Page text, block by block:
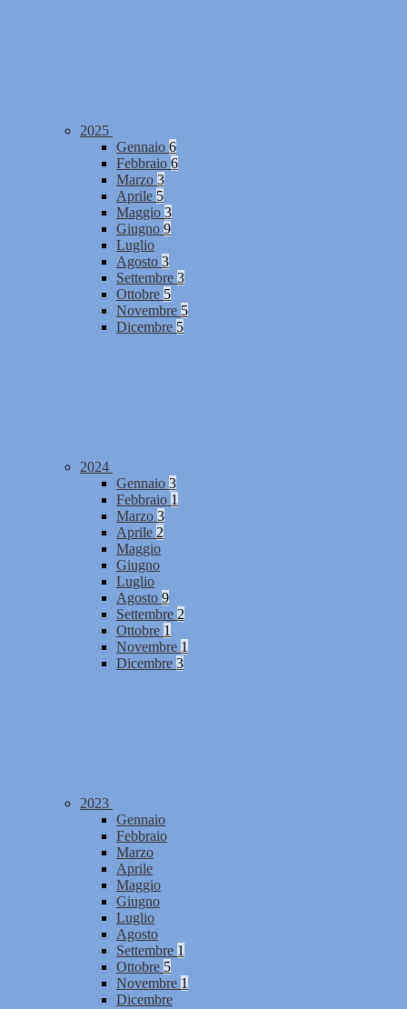
2025
Gennaio 6
Febbraio 6
Marzo 3
Aprile 5
Maggio 3
Giugno 9
Luglio
Agosto 3
Settembre 3
Ottobre 5
Novembre 5
Dicembre 5
2024
Gennaio 3
Febbraio 1
Marzo 3
Aprile 2
Maggio
Giugno
Luglio
Agosto 9
Settembre 2
Ottobre 1
Novembre 1
Dicembre 3
2023
Gennaio
Febbraio
Marzo
Aprile
Maggio
Giugno
Luglio
Agosto
Settembre 1
Ottobre 5
Novembre 1
Dicembre